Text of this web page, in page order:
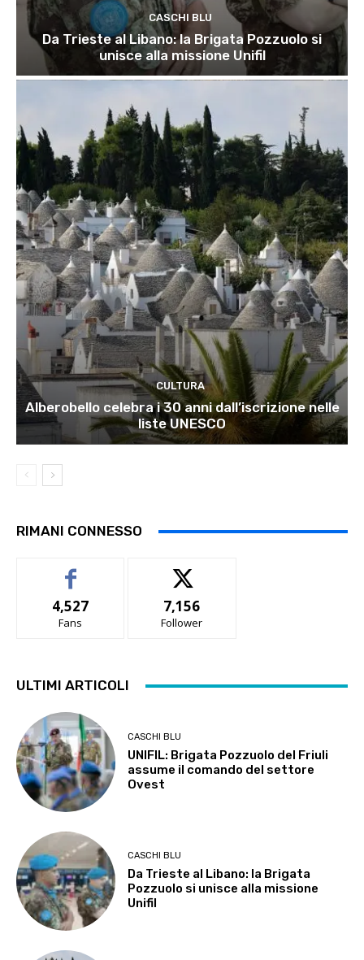
CASCHI BLU
Da Trieste al Libano: la Brigata Pozzuolo si
unisce alla missione Unifil
CULTURA
Alberobello celebra i 30 anni dall’iscrizione nelle
liste UNESCO
RIMANI CONNESSO
4,527
Fans
7,156
Follower
ULTIMI ARTICOLI
CASCHI BLU
UNIFIL: Brigata Pozzuolo del Friuli
assume il comando del settore
Ovest
CASCHI BLU
Da Trieste al Libano: la Brigata
Pozzuolo si unisce alla missione
Unifil